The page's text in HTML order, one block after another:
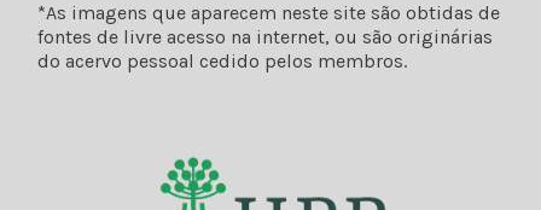
*As imagens que aparecem neste site são obtidas de
fontes de livre acesso na internet, ou são originárias
do acervo pessoal cedido pelos membros.